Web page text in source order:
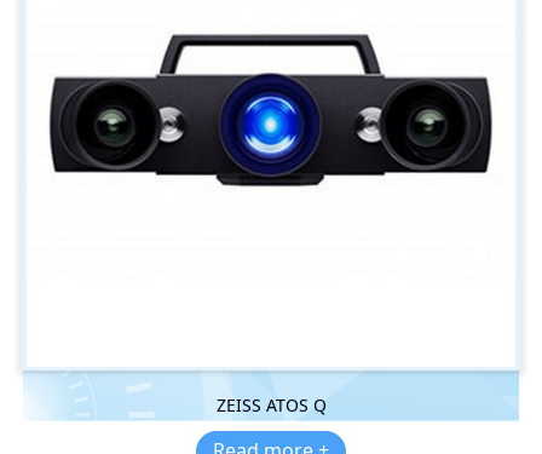
ZEISS ATOS Q